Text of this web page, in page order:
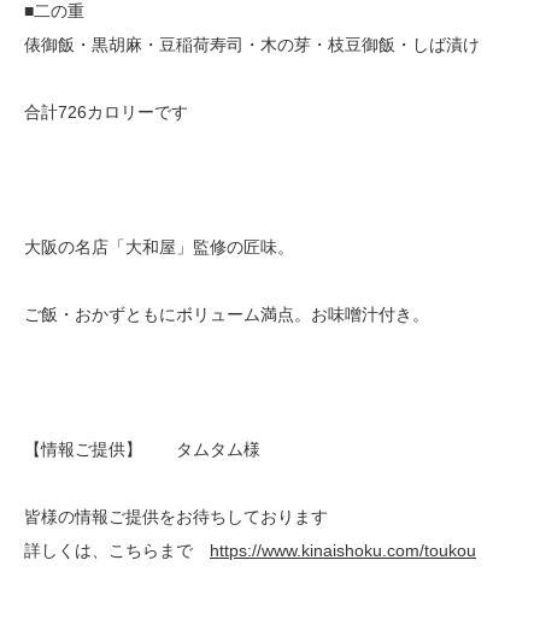
■二の重
俵御飯・黒胡麻・豆稲荷寿司・木の芽・枝豆御飯・しば漬け
合計726カロリーです
大阪の名店「大和屋」監修の匠味。
ご飯・おかずともにボリューム満点。お味噌汁付き。
【情報ご提供】 タムタム様
皆様の情報ご提供をお待ちしております
詳しくは、こちらまで https://www.kinaishoku.com/toukou